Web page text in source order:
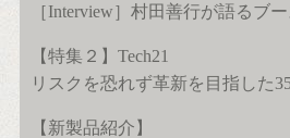
［Interview］村田善行が語るブ
【特集２】Tech21
リスクを恐れず革新を目指した
【新製品紹介】